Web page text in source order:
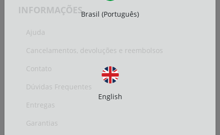
INFORMAÇÕES
Ajuda
Cancelamentos, devoluções e reembolsos
Contato
Dúvidas Frequentes
Entregas
Garantias
Brasil (Português)
English